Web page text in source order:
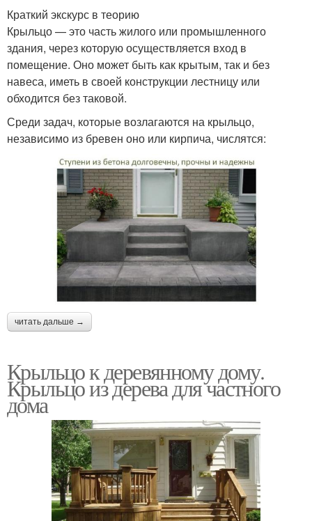
Краткий экскурс в теорию
Крыльцо — это часть жилого или промышленного
здания, через которую осуществляется вход в
помещение. Оно может быть как крытым, так и без
навеса, иметь в своей конструкции лестницу или
обходится без таковой.
Среди задач, которые возлагаются на крыльцо,
независимо из бревен оно или кирпича, числятся:
читать дальше →
Крыльцо к деревянному дому.
Крыльцо из дерева для частного
дома